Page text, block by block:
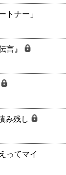
トナー」
言』
み残し
ってマイ